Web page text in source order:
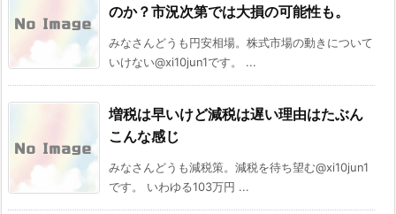
のか？市況次第では大損の可能性も。
みなさんどうも円安相場。株式市場の動きについて
いけない@xi10jun1です。 ...
増税は早いけど減税は遅い理由はたぶん
こんな感じ
みなさんどうも減税策。減税を待ち望む@xi10jun1
です。 いわゆる103万円 ...